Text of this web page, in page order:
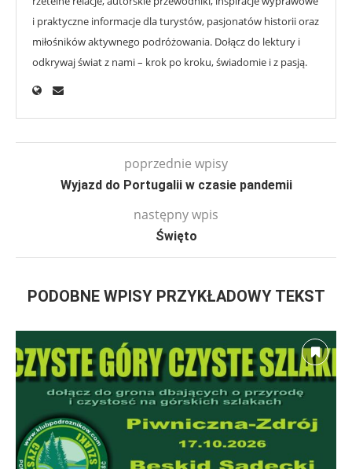
i praktyczne informacje dla turystów, pasjonatów historii oraz
miłośników aktywnego podróżowania. Dołącz do lektury i
odkrywaj świat z nami – krok po kroku, świadomie i z pasją.
poprzednie wpisy
Wyjazd do Portugalii w czasie pandemii
następny wpis
Święto
PODOBNE WPISY PRZYKŁADOWY TEKST